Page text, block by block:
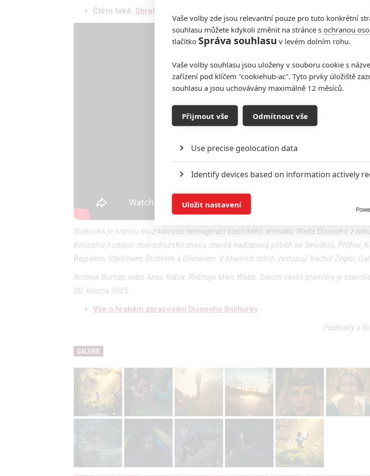
Čtěte také: Shrek 5 oznámil datum premiéry
Sněhurka je hranou muzikálovou reimaginací klasického animáku Walta Disneyho z
Kouzelné hudební dobrodružství znovu otevírá nadčasový příběh se Šmudlou, Prófou,
Rejpalem, Stydlínem, Štístkem a Dřímalem. V hlavních rolích vystupují Rachel Zegler,
Andrew Burnap nebo Ansu Kabia. Režíruje Marc Webb. Datum české premiéry je
20. března 2025.
Vše o hraném zpracování Disneyho Sněhurky
Podklady a
GALERIE
Vaše volby zde jsou relevantní pouze pro tuto konkrétní
souhlasu můžete kdykoli změnit na stránce s ochranou
tlačítko Správa souhlasu v levém dolním rohu.
Vaše volby souhlasu jsou uloženy v souboru cookie s
zařízení pod klíčem "cookiehub-ac". Tyto prvky úložiště
souhlasu a jsou uchovávány maximálně 12 měsíců.
Přijmout vše Odmítnout vše
Use precise geolocation data
Identify devices based on information actively
Store and/or access information on a device
Advertising based on limited data and
Personalised content, content measurement,
and services development
možnost: Ensure security, prevent and detect fraud, and
advertising and content
Uložit nastavení